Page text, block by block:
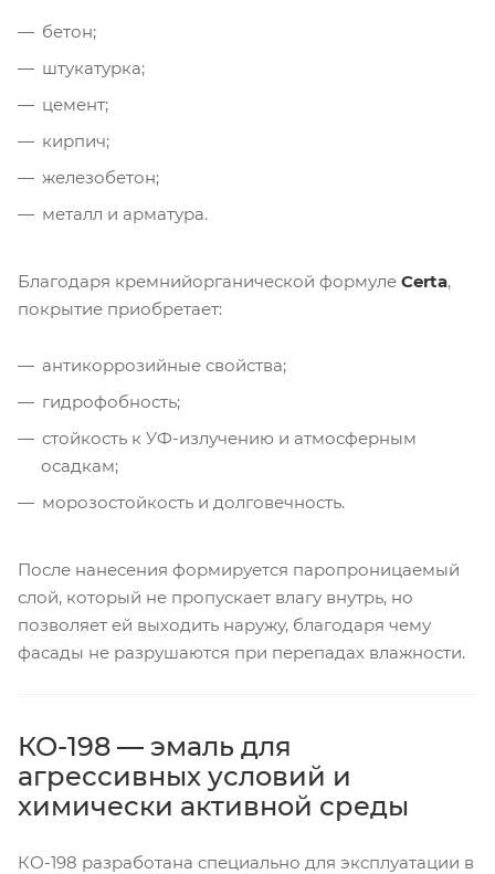
бетон;
штукатурка;
цемент;
кирпич;
железобетон;
металл и арматура.
Благодаря кремнийорганической формуле Certa,
покрытие приобретает:
антикоррозийные свойства;
гидрофобность;
стойкость к УФ-излучению и атмосферным
осадкам;
морозостойкость и долговечность.
После нанесения формируется паропроницаемый
слой, который не пропускает влагу внутрь, но
позволяет ей выходить наружу, благодаря чему
фасады не разрушаются при перепадах влажности.
КО-198 — эмаль для
агрессивных условий и
химически активной среды
КО-198 разработана специально для эксплуатации в